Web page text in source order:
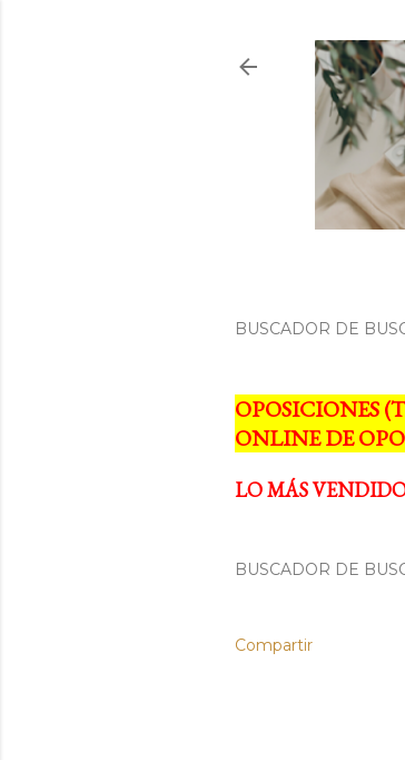
BUSCADOR DE
OPOSICIONES
ONLINE DE
LO MÁS
BUSCADOR DE
Compartir